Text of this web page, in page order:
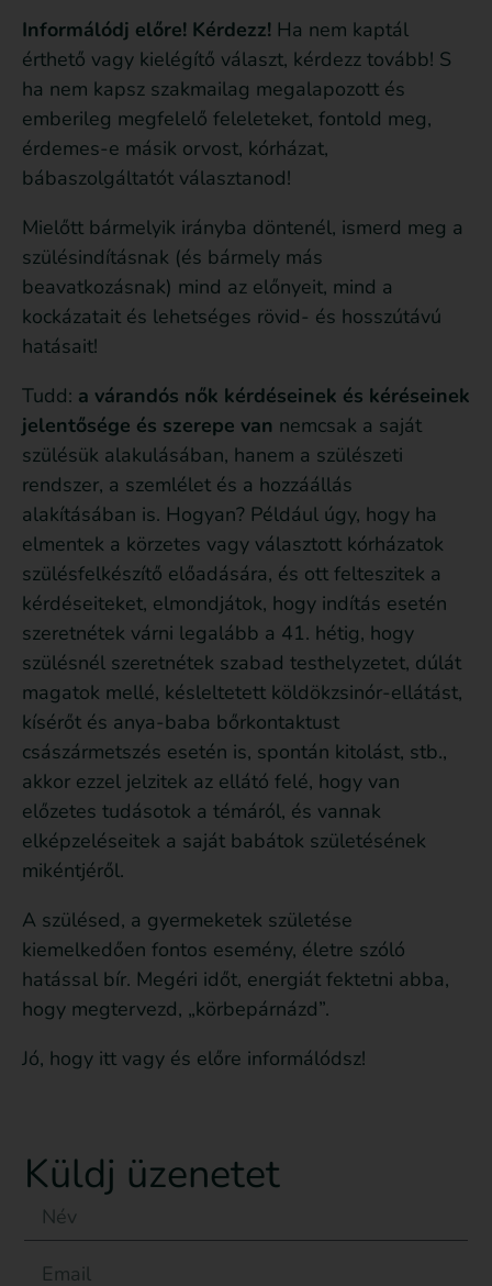
Informálódj előre! Kérdezz! Ha nem kaptál
érthető vagy kielégítő választ, kérdezz tovább! S
ha nem kapsz szakmailag megalapozott és
emberileg megfelelő feleleteket, fontold meg,
érdemes-e másik orvost, kórházat,
bábaszolgáltatót választanod!
Mielőtt bármelyik irányba döntenél, ismerd meg a
szülésindításnak (és bármely más
beavatkozásnak) mind az előnyeit, mind a
kockázatait és lehetséges rövid- és hosszútávú
hatásait!
Tudd: a várandós nők kérdéseinek és kéréseinek
jelentősége és szerepe van nemcsak a saját
szülésük alakulásában, hanem a szülészeti
rendszer, a szemlélet és a hozzáállás
alakításában is. Hogyan? Például úgy, hogy ha
elmentek a körzetes vagy választott kórházatok
szülésfelkészítő előadására, és ott felteszitek a
kérdéseiteket, elmondjátok, hogy indítás esetén
szeretnétek várni legalább a 41. hétig, hogy
szülésnél szeretnétek szabad testhelyzetet, dúlát
magatok mellé, késleltetett köldökzsinór-ellátást,
kísérőt és anya-baba bőrkontaktust
császármetszés esetén is, spontán kitolást, stb.,
akkor ezzel jelzitek az ellátó felé, hogy van
előzetes tudásotok a témáról, és vannak
elképzeléseitek a saját babátok születésének
mikéntjéről.
A szülésed, a gyermeketek születése
kiemelkedően fontos esemény, életre szóló
hatással bír. Megéri időt, energiát fektetni abba,
hogy megtervezd, „körbepárnázd”.
Jó, hogy itt vagy és előre informálódsz!
Küldj üzenetet